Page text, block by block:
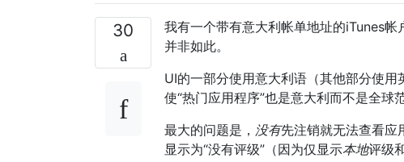
30
我有一个带有意大利帐单地址的iTunes
并非如此。
UI的一部分使用意大利语（其他部分使
使“热门应用程序”也是意大利而不是全球
最大的问题是， 没有先注销就无法查看应
显示为“没有评级”（因为仅显示本地评级